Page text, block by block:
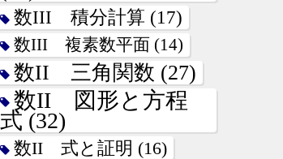
数III 積分計算 (17)
数III 複素数平面 (14)
数II 三角関数 (27)
数II 図形と方程
式 (32)
数II 式と証明 (16)